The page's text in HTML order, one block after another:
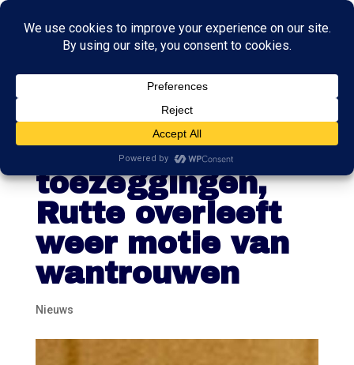
Groningers naar
huis met
toezeggingen,
Rutte overleeft
weer motie van
wantrouwen
Nieuws